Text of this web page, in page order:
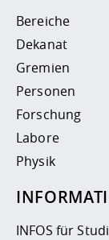
Bereiche
Dekanat
Gremien
Personen
Forschung
Labore
Physik
INFOS für